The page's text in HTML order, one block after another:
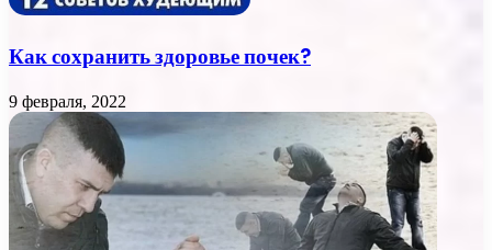
Как сохранить здоровье почек?
9 февраля, 2022